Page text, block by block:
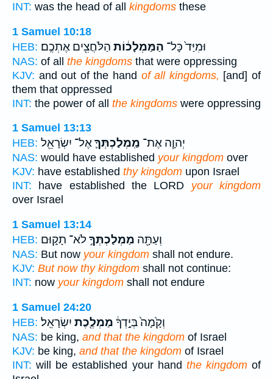
INT: was the head of all kingdoms these
1 Samuel 10:18
HEB:
וּמִיַּד֙ כָּל־ הַמַּמְלָכ֔וֹת הַלֹּחֲצִ֖ים אֶתְכֶֽם׃
NAS: of all the kingdoms that were oppressing
KJV: and out of the hand of all kingdoms, [and] of
them that oppressed
INT: the power of all the kingdoms were oppressing
1 Samuel 13:13
HEB:
יְהוָ֧ה אֶת־ מַֽמְלַכְתְּךָ֛אֶל־ יִשְׂרָאֵ֖ל
NAS: would have established your kingdom over
KJV: have established thy kingdom upon Israel
INT: have established the LORD your kingdom
over Israel
1 Samuel 13:14
HEB:
וְעַתָּ֖ה מַמְלַכְתְּךָ֣לֹא־ תָק֑וּם
NAS: But now your kingdom shall not endure.
KJV: But now thy kingdom shall not continue:
INT: now your kingdom shall not endure
1 Samuel 24:20
HEB:
וְקָ֙מָה֙ בְּיָ֣דְךָ֔ מַמְלֶ֖כֶת יִשְׂרָאֵֽל׃
NAS: be king, and that the kingdom of Israel
KJV: be king, and that the kingdom of Israel
INT: will be established your hand the kingdomof